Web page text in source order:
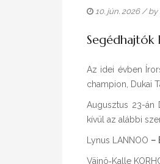
10. jún. 2026/ by
Az idei évben
champion, Dukai
Augusztus 23-án
kívül az alábbi
Lynus LANNOO –
Väinö‑Kalle